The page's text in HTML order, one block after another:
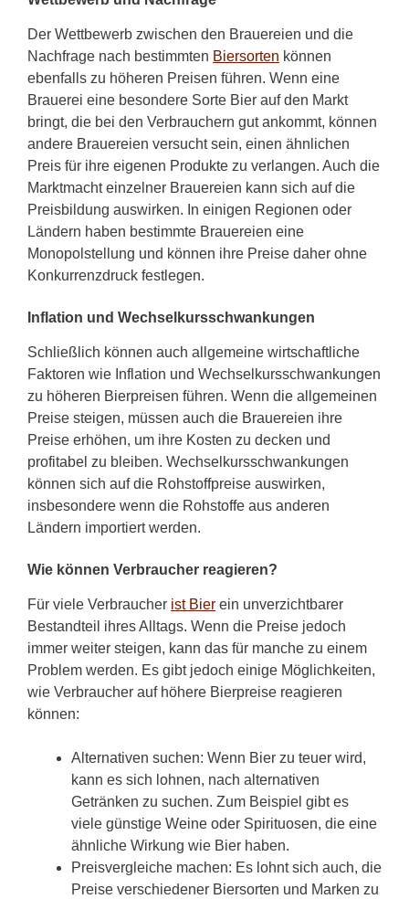
Der Wettbewerb zwischen den Brauereien und die
Nachfrage nach bestimmten Biersorten können
ebenfalls zu höheren Preisen führen. Wenn eine
Brauerei eine besondere Sorte Bier auf den Markt
bringt, die bei den Verbrauchern gut ankommt, können
andere Brauereien versucht sein, einen ähnlichen
Preis für ihre eigenen Produkte zu verlangen. Auch die
Marktmacht einzelner Brauereien kann sich auf die
Preisbildung auswirken. In einigen Regionen oder
Ländern haben bestimmte Brauereien eine
Monopolstellung und können ihre Preise daher ohne
Konkurrenzdruck festlegen.
Inflation und Wechselkursschwankungen
Schließlich können auch allgemeine wirtschaftliche
Faktoren wie Inflation und Wechselkursschwankungen
zu höheren Bierpreisen führen. Wenn die allgemeinen
Preise steigen, müssen auch die Brauereien ihre
Preise erhöhen, um ihre Kosten zu decken und
profitabel zu bleiben. Wechselkursschwankungen
können sich auf die Rohstoffpreise auswirken,
insbesondere wenn die Rohstoffe aus anderen
Ländern importiert werden.
Wie können Verbraucher reagieren?
Für viele Verbraucher ist Bier ein unverzichtbarer
Bestandteil ihres Alltags. Wenn die Preise jedoch
immer weiter steigen, kann das für manche zu einem
Problem werden. Es gibt jedoch einige Möglichkeiten,
wie Verbraucher auf höhere Bierpreise reagieren
können:
Alternativen suchen: Wenn Bier zu teuer wird,
kann es sich lohnen, nach alternativen
Getränken zu suchen. Zum Beispiel gibt es
viele günstige Weine oder Spirituosen, die eine
ähnliche Wirkung wie Bier haben.
Preisvergleiche machen: Es lohnt sich auch, die
Preise verschiedener Biersorten und Marken zu